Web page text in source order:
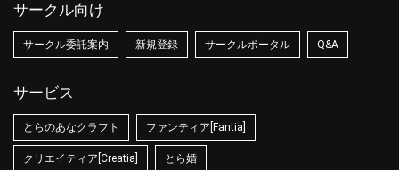
サークル向け
サークル委託案内 新規登録 サークルポータル Q&A
サービス
とらのあなクラフト ファンティア[Fantia]
クリエイティア[Creatia] とら婚